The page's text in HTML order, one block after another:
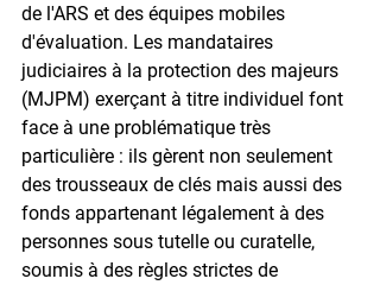
de l'ARS et des équipes mobiles
d'évaluation. Les mandataires
judiciaires à la protection des majeurs
(MJPM) exerçant à titre individuel font
face à une problématique très
particulière : ils gèrent non seulement
des trousseaux de clés mais aussi des
fonds appartenant légalement à des
personnes sous tutelle ou curatelle,
soumis à des règles strictes de